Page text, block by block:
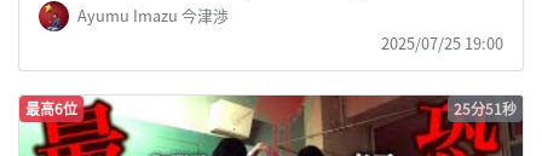
Ayumu Imazu 今津渉
2025/07/25 19:00
最高6位 25分51秒